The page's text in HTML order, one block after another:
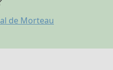
de Morteau